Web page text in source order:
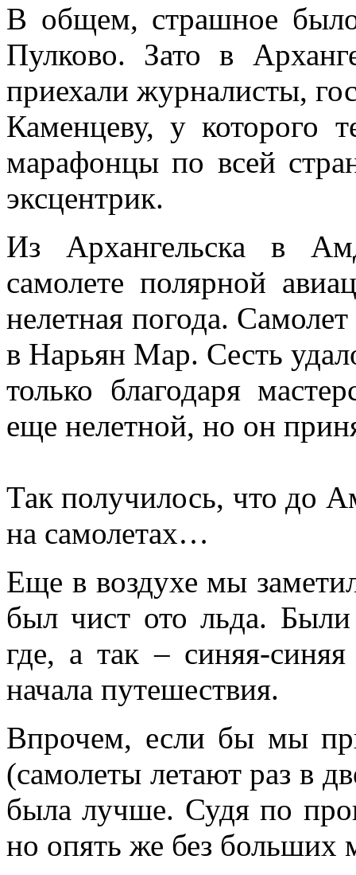
В общем, страшное
Пулково. Зато в
приехали журналисты,
Каменцеву, у которого
марафонцы по всей
эксцентрик.
Из Архангельска в
самолете полярной
нелетная погода.
в Нарьян Мар. Сесть
только благодаря
еще нелетной, но он
Так получилось, что до
на самолетах…
Еще в воздухе мы
был чист ото льда. Были
где, а так – синяя-
начала путешествия.
Впрочем, если бы мы
(самолеты летают раз в
была лучше. Судя по
но опять же без больших